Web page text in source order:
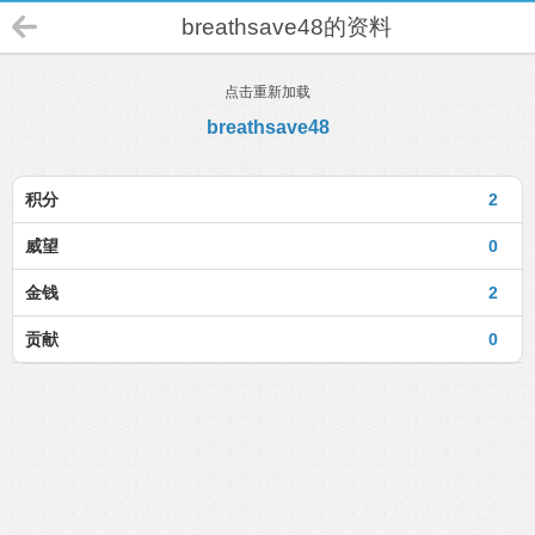
breathsave48的资料
点击重新加载
breathsave48
2
积分
0
威望
2
金钱
0
贡献